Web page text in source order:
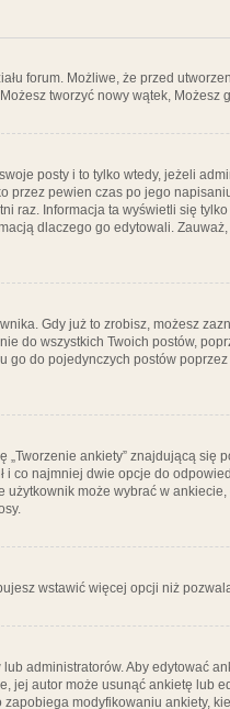
forum. Możliwe, że przed
tworzyć nowy wątek, Możesz
posty i to tylko wtedy, jeżeli
przez pewien czas po jego
raz. Informacja ta wyświetli się
dlaczego go edytowali.
Gdy już to zrobisz, możesz
do wszystkich Twoich postów,
go do pojedynczych postów
ankiety” znajdującą się
i co najmniej dwie opcje do
może wybrać w
wstawić więcej opcji niż
administratorów. Aby edytować
jej autor może usunąć ankietę lub
modyfikowaniu ankiety,